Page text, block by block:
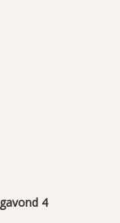
4